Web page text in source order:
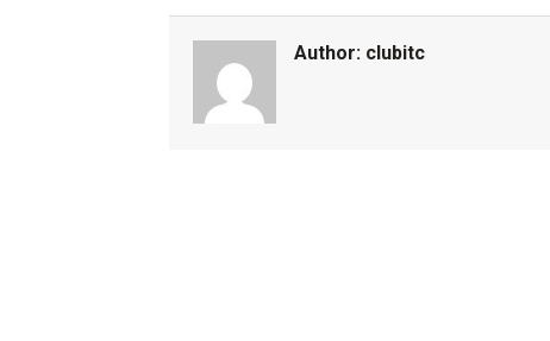
Author: clubitc